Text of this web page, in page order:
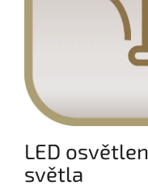
LED
světla